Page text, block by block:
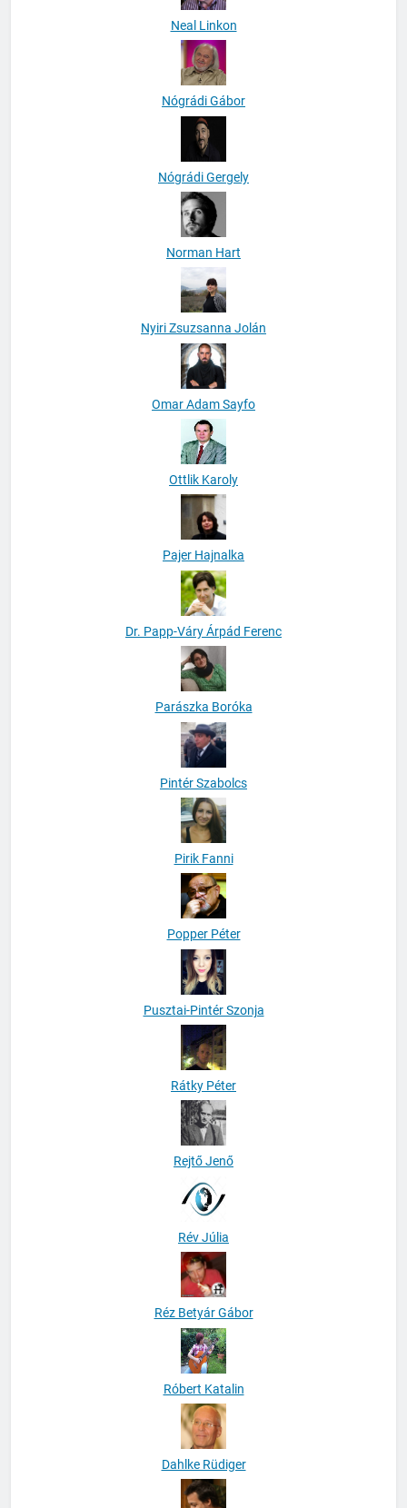
Neal Linkon
Nógrádi Gábor
Nógrádi Gergely
Norman Hart
Nyiri Zsuzsanna Jolán
Omar Adam Sayfo
Ottlik Karoly
Pajer Hajnalka
Dr. Papp-Váry Árpád Ferenc
Parászka Boróka
Pintér Szabolcs
Pirik Fanni
Popper Péter
Pusztai-Pintér Szonja
Rátky Péter
Rejtő Jenő
Rév Júlia
Réz Betyár Gábor
Róbert Katalin
Dahlke Rüdiger